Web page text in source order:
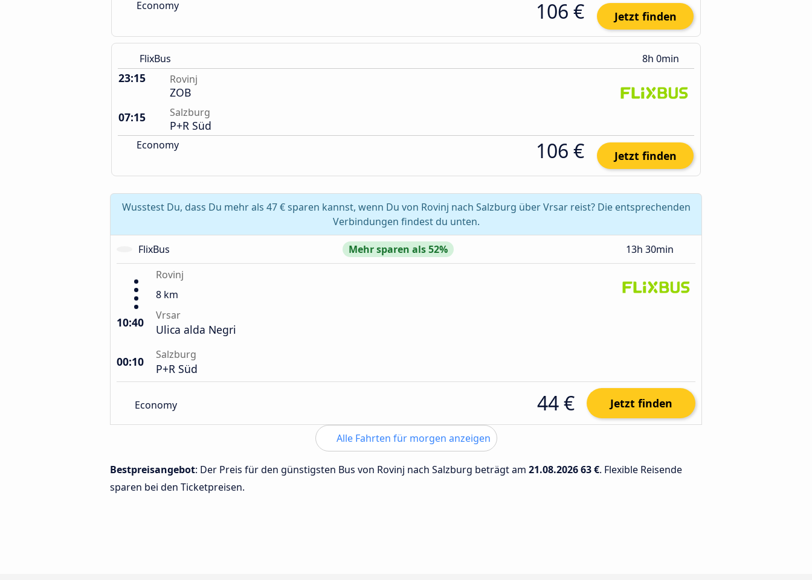
Economy 106 € Jetzt finden
FlixBus 8h 0min
23:15 Rovinj
ZOB
07:15
Salzburg
P+R Süd
Economy 106 € Jetzt finden
Wusstest Du, dass Du mehr als 47 € sparen kannst, wenn Du von Rovinj nach Salzburg über Vrsar reist? Die entsprechenden
Verbindungen findest du unten.
FlixBus Mehr sparen als 52%
13h 30min
Rovinj
8 km
10:40 Vrsar
Ulica alda Negri
00:10 Salzburg
P+R Süd
Economy 44 € Jetzt finden
Alle Fahrten für morgen anzeigen
Bestpreisangebot: Der Preis für den günstigsten Bus von Rovinj nach Salzburg beträgt am 21.08.202663 €. Flexible Reisende
sparen bei den Ticketpreisen.